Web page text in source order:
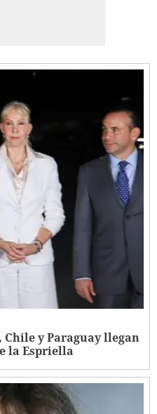
y Paraguay llegan
la Espriella